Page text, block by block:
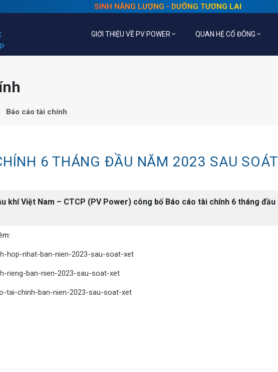
SINH NĂNG LƯỢNG - DƯỠNG TƯƠNG LAI
GIỚI THIỆU VỀ PV POWER QUAN HỆ CỔ ĐÔNG
Báo cáo tài chính
6 THÁNG ĐẦU NĂM 2023 SAU SOÁT
khí Việt Nam – CTCP (PV Power) công bố Báo cáo tài chính 6 tháng đầu
hop-nhat-ban-nien-2023-sau-soat-xet
rieng-ban-nien-2023-sau-soat-xet
tai-chinh-ban-nien-2023-sau-soat-xet